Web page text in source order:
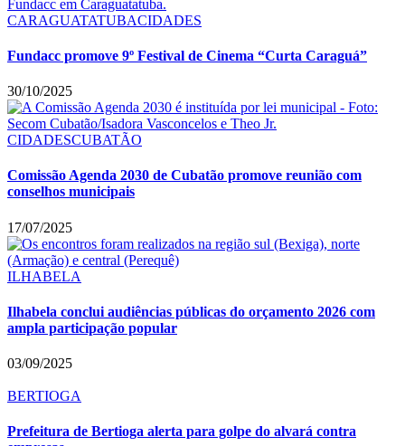
CARAGUATATUBACIDADES
Fundacc promove 9º Festival de Cinema “Curta Caraguá”
30/10/2025
CIDADESCUBATÃO
Comissão Agenda 2030 de Cubatão promove reunião com
conselhos municipais
17/07/2025
ILHABELA
Ilhabela conclui audiências públicas do orçamento 2026 com
ampla participação popular
03/09/2025
BERTIOGA
Prefeitura de Bertioga alerta para golpe do alvará contra